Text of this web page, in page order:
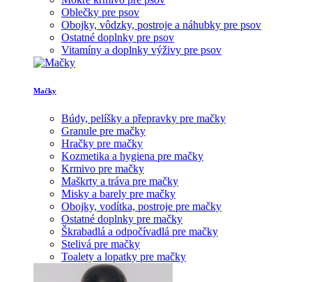
Oblečky pre psov
Obojky, vôdzky, postroje a náhubky pre psov
Ostatné doplnky pre psov
Vitamíny a doplnky výživy pre psov
Mačky
Búdy, pelíšky a přepravky pre mačky
Granule pre mačky
Hračky pre mačky
Kozmetika a hygiena pre mačky
Krmivo pre mačky
Maškrty a tráva pre mačky
Misky a barely pre mačky
Obojky, vodítka, postroje pre mačky
Ostatné doplnky pre mačky
Škrabadlá a odpočívadlá pre mačky
Stelivá pre mačky
Toalety a lopatky pre mačky